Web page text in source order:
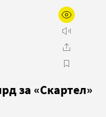
за «Скартел»